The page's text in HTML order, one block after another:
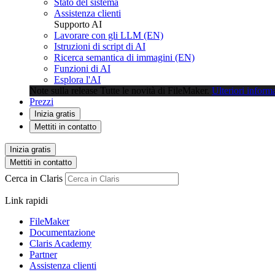
Stato del sistema
Assistenza clienti
Supporto AI
Lavorare con gli LLM (EN)
Istruzioni di script di AI
Ricerca semantica di immagini (EN)
Funzioni di AI
Esplora l'AI
Note sulla release Tutte le novità di FileMaker. Ulteriori
Prezzi
Inizia gratis
Mettiti in contatto
Inizia gratis
Mettiti in contatto
Cerca in Claris
Link rapidi
FileMaker
Documentazione
Claris Academy
Partner
Assistenza clienti